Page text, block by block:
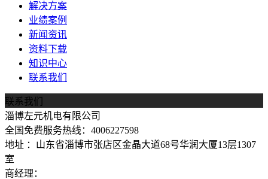
解决方案
业绩案例
新闻资讯
资料下载
知识中心
联系我们
联系我们
淄博左元机电有限公司
全国免费服务热线：4006227598
地址 ：山东省淄博市张店区金晶大道68号华润大厦13层1307
室
商经理：